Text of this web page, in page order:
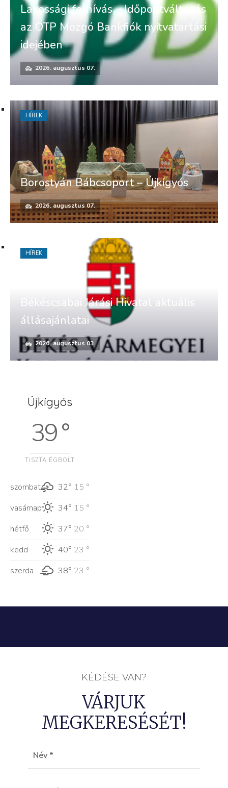
Lakossági felhívás – Időpontváltozás
az OTP Mozgó Bankfiók nyitvatartási
idejében
2026. augusztus 07.
Borostyán Bábcsoport – Újkígyós
2026. augusztus 07.
HÍREK
Békéscsabai Járási Hivatal aktuális
állásajánlatai
2026. augusztus 03.
HÍREK
Újkígyós
39 °
TISZTA ÉGBOLT
szombat 32° 15 °
vasárnap
34° 15 °
hétfő
37° 20 °
kedd
40° 23 °
szerda
38° 23 °
KÉDÉSE VAN?
VÁRJUK
MEGKERESÉSÉT!